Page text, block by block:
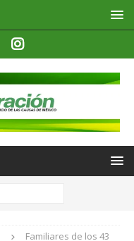
Familiares de los 43